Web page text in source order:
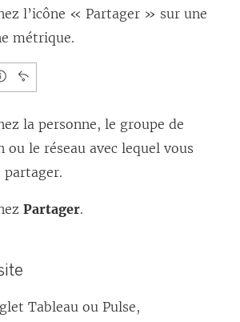
l’icône « Partager » sur une
métrique.
la personne, le groupe de
ou le réseau avec lequel vous
partager.
Partager.
Tableau ou Pulse,